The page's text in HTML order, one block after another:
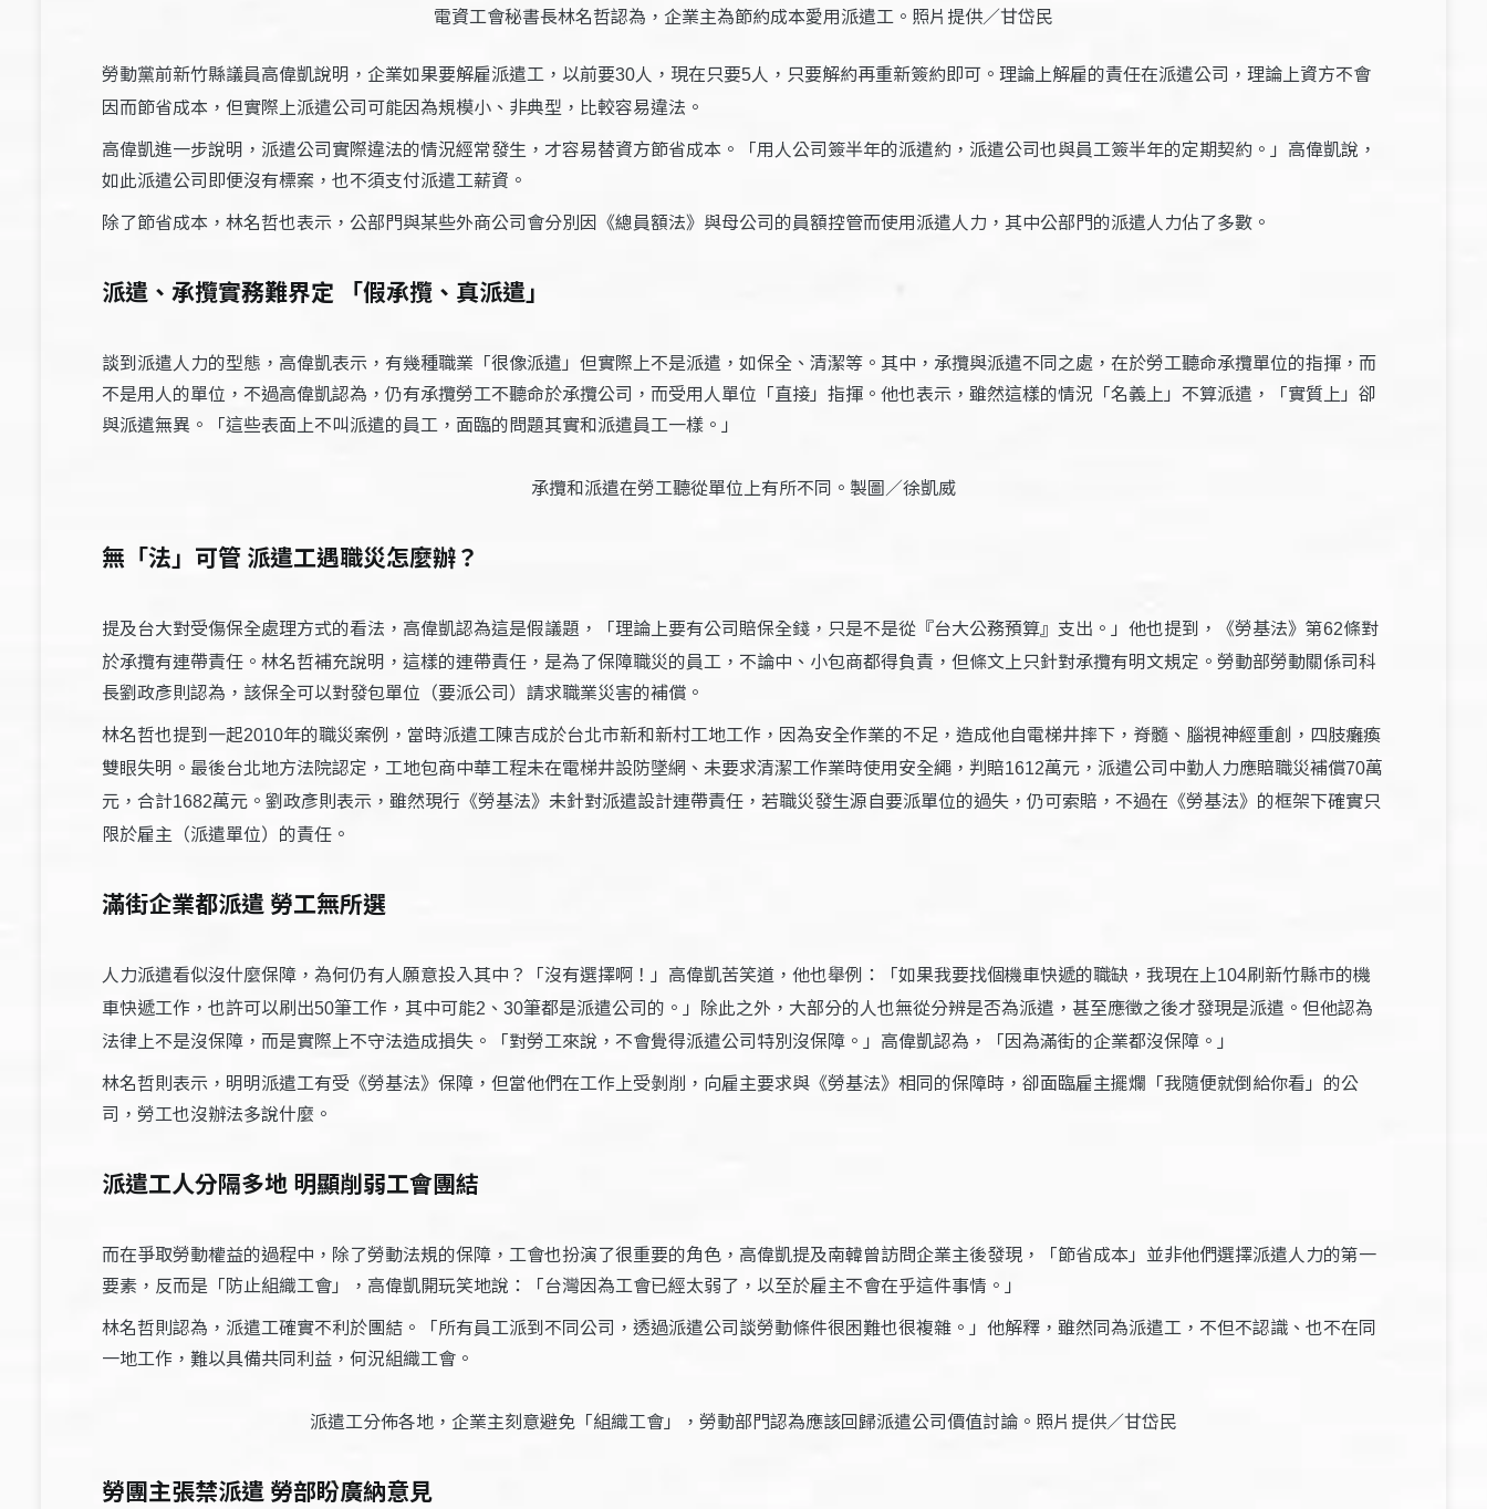
電資工會秘書長林名哲認為，企業主為節約成本愛用派遣工。照片提供／甘岱民
勞動黨前新竹縣議員高偉凱說明，企業如果要解雇派遣工，以前要30人，現在只要5人，只要解約再重新簽約即可。理論上解雇的責任在派遣公司，理論上資方不會
因而節省成本，但實際上派遣公司可能因為規模小、非典型，比較容易違法。
高偉凱進一步說明，派遣公司實際違法的情況經常發生，才容易替資方節省成本。「用人公司簽半年的派遣約，派遣公司也與員工簽半年的定期契約。」高偉凱說，
如此派遣公司即便沒有標案，也不須支付派遣工薪資。
除了節省成本，林名哲也表示，公部門與某些外商公司會分別因《總員額法》與母公司的員額控管而使用派遣人力，其中公部門的派遣人力佔了多數。
派遣、承攬實務難界定 「假承攬、真派遣」
談到派遣人力的型態，高偉凱表示，有幾種職業「很像派遣」但實際上不是派遣，如保全、清潔等。其中，承攬與派遣不同之處，在於勞工聽命承攬單位的指揮，而
不是用人的單位，不過高偉凱認為，仍有承攬勞工不聽命於承攬公司，而受用人單位「直接」指揮。他也表示，雖然這樣的情況「名義上」不算派遣，「實質上」卻
與派遣無異。「這些表面上不叫派遣的員工，面臨的問題其實和派遣員工一樣。」
承攬和派遣在勞工聽從單位上有所不同。製圖／徐凱威
無「法」可管 派遣工遇職災怎麼辦？
提及台大對受傷保全處理方式的看法，高偉凱認為這是假議題，「理論上要有公司賠保全錢，只是不是從『台大公務預算』支出。」他也提到，《勞基法》第62條對
於承攬有連帶責任。林名哲補充說明，這樣的連帶責任，是為了保障職災的員工，不論中、小包商都得負責，但條文上只針對承攬有明文規定。勞動部勞動關係司科
長劉政彥則認為，該保全可以對發包單位（要派公司）請求職業災害的補償。
林名哲也提到一起2010年的職災案例，當時派遣工陳吉成於台北市新和新村工地工作，因為安全作業的不足，造成他自電梯井摔下，脊髓、腦視神經重創，四肢癱瘓
雙眼失明。最後台北地方法院認定，工地包商中華工程未在電梯井設防墜網、未要求清潔工作業時使用安全繩，判賠1612萬元，派遣公司中勤人力應賠職災補償70萬
元，合計1682萬元。劉政彥則表示，雖然現行《勞基法》未針對派遣設計連帶責任，若職災發生源自要派單位的過失，仍可索賠，不過在《勞基法》的框架下確實只
限於雇主（派遣單位）的責任。
滿街企業都派遣 勞工無所選
人力派遣看似沒什麼保障，為何仍有人願意投入其中？「沒有選擇啊！」高偉凱苦笑道，他也舉例：「如果我要找個機車快遞的職缺，我現在上104刷新竹縣市的機
車快遞工作，也許可以刷出50筆工作，其中可能2、30筆都是派遣公司的。」除此之外，大部分的人也無從分辨是否為派遣，甚至應徵之後才發現是派遣。但他認為
法律上不是沒保障，而是實際上不守法造成損失。「對勞工來說，不會覺得派遣公司特別沒保障。」高偉凱認為，「因為滿街的企業都沒保障。」
林名哲則表示，明明派遣工有受《勞基法》保障，但當他們在工作上受剝削，向雇主要求與《勞基法》相同的保障時，卻面臨雇主擺爛「我隨便就倒給你看」的公
司，勞工也沒辦法多說什麼。
派遣工人分隔多地 明顯削弱工會團結
而在爭取勞動權益的過程中，除了勞動法規的保障，工會也扮演了很重要的角色，高偉凱提及南韓曾訪問企業主後發現，「節省成本」並非他們選擇派遣人力的第一
要素，反而是「防止組織工會」，高偉凱開玩笑地說：「台灣因為工會已經太弱了，以至於雇主不會在乎這件事情。」
林名哲則認為，派遣工確實不利於團結。「所有員工派到不同公司，透過派遣公司談勞動條件很困難也很複雜。」他解釋，雖然同為派遣工，不但不認識、也不在同
一地工作，難以具備共同利益，何況組織工會。
派遣工分佈各地，企業主刻意避免「組織工會」，勞動部門認為應該回歸派遣公司價值討論。照片提供／甘岱民
勞團主張禁派遣 勞部盼廣納意見